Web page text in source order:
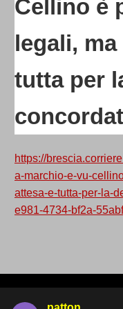
Cellino è
legali,
tutta per
https://
a-marchio-e-vu-
attesa-e-tutta-per-la-
e981-4734-bf2a-